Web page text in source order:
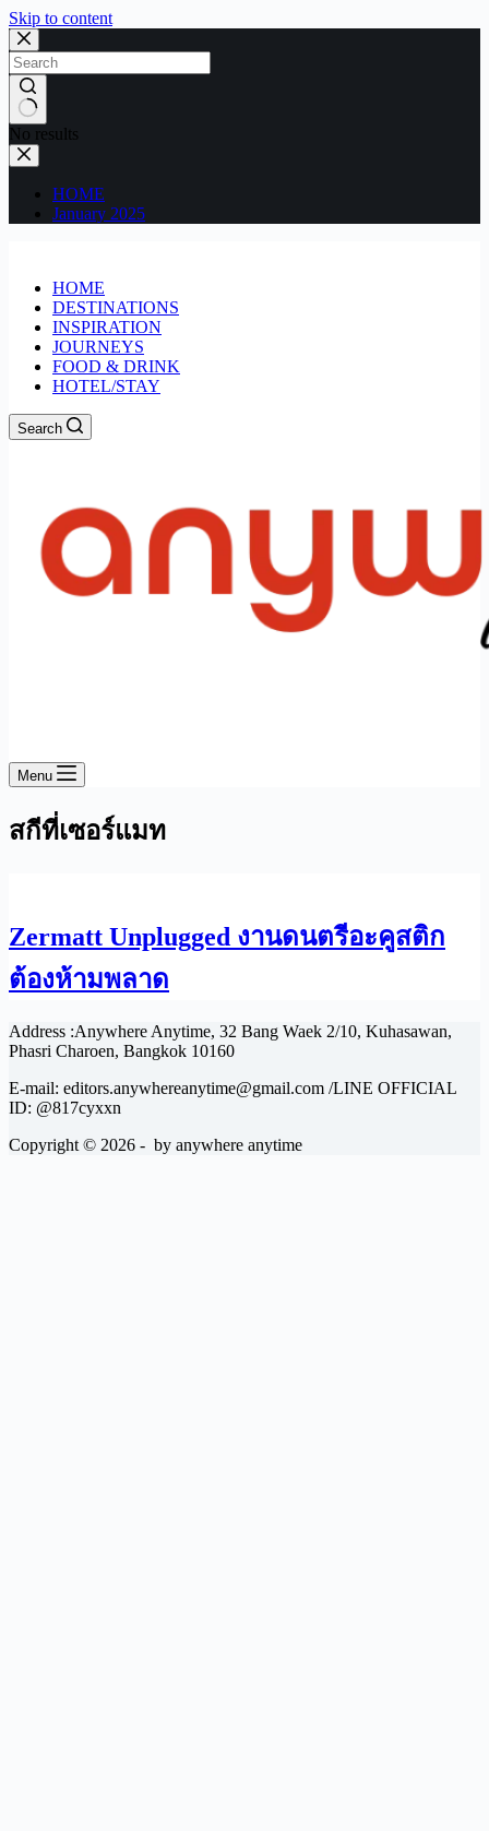
Skip to content
No results
HOME
January 2025
HOME
DESTINATIONS
INSPIRATION
JOURNEYS
FOOD & DRINK
HOTEL/STAY
Search
Menu
สกีที่เซอร์แมท
Zermatt Unplugged งานดนตรีอะคูสติก
ต้องห้ามพลาด
Address :Anywhere Anytime, 32 Bang Waek 2/10, Kuhasawan,
Phasri Charoen, Bangkok 10160
E-mail: editors.anywhereanytime@gmail.com /LINE OFFICIAL
ID: @817cyxxn
Copyright © 2026 - by anywhere anytime